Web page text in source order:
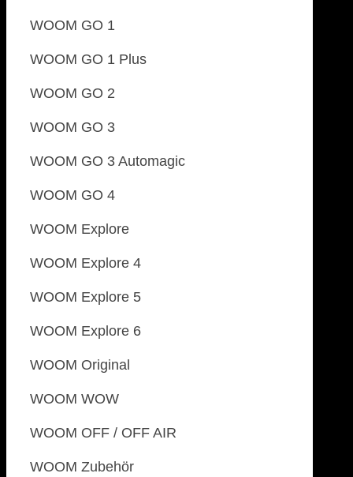
WOOM GO 1
WOOM GO 1 Plus
WOOM GO 2
WOOM GO 3
WOOM GO 3 Automagic
WOOM GO 4
WOOM Explore
WOOM Explore 4
WOOM Explore 5
WOOM Explore 6
WOOM Original
WOOM WOW
WOOM OFF / OFF AIR
WOOM Zubehör